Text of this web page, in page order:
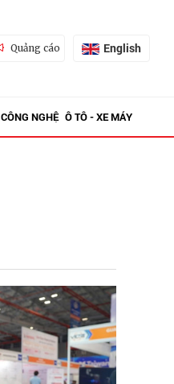
Quảng cáo English
CÔNG NGHỆ Ô TÔ - XE MÁY